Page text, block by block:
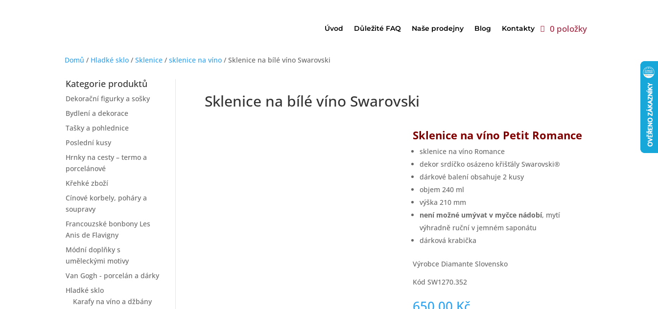
Úvod Důležité FAQ Naše prodejny Blog Kontakty 0 položky
Domů / Hladké sklo / Sklenice / sklenice na víno / Sklenice na bílé víno Swarovski
Kategorie produktů
Dekorační figurky a sošky
Bydlení a dekorace
Tašky a pohlednice
Poslední kusy
Hrnky na cesty – termo a
porcelánové
Křehké zboží
Cínové korbely, poháry a
soupravy
Francouzské bonbony Les
Anis de Flavigny
Módní doplňky s
uměleckými motivy
Van Gogh - porcelán a dárky
Hladké sklo
Karafy na víno a džbány
Sklenice na bílé víno Swarovski
Sklenice na víno Petit Romance
sklenice na víno Romance
dekor srdíčko osázeno křišťály Swarovski®
dárkové balení obsahuje 2 kusy
objem 240 ml
výška 210 mm
není možné umývat v myčce nádobí, mytí
výhradně ruční v jemném saponátu
dárková krabička
Výrobce Diamante Slovensko
Kód SW1270.352